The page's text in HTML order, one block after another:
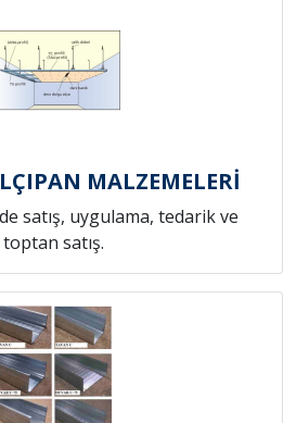
MALZEMELERİ
satış, uygulama, tedarik ve
toptan satış.